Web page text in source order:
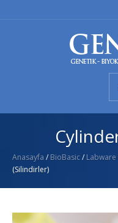
Anasayfa / BioBasic/
(Silindirler)